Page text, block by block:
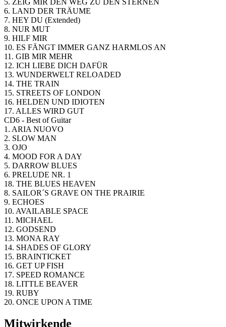
5. ZEIG MIR DEN WEG ZU DEN STERNEN
6. LAND DER TRÄUME
7. HEY DU (Extended)
8. NUR MUT
9. HILF MIR
10. ES FÄNGT IMMER GANZ HARMLOS AN
11. GIB MIR MEHR
12. ICH LIEBE DICH DAFÜR
13. WUNDERWELT RELOADED
14. THE TRAIN
15. STREETS OF LONDON
16. HELDEN UND IDIOTEN
17. ALLES WIRD GUT
CD6 - Best of Guitar
1. ARIA NUOVO
2. SLOW MAN
3. OJO
4. MOOD FOR A DAY
5. DARROW BLUES
6. PRELUDE NR. 1
18. THE BLUES HEAVEN
8. SAILOR´S GRAVE ON THE PRAIRIE
9. ECHOES
10. AVAILABLE SPACE
11. MICHAEL
12. GODSEND
13. MONA RAY
14. SHADES OF GLORY
15. BRAINTICKET
16. GET UP FISH
17. SPEED ROMANCE
18. LITTLE BEAVER
19. RUBY
20. ONCE UPON A TIME
Mitwirkende